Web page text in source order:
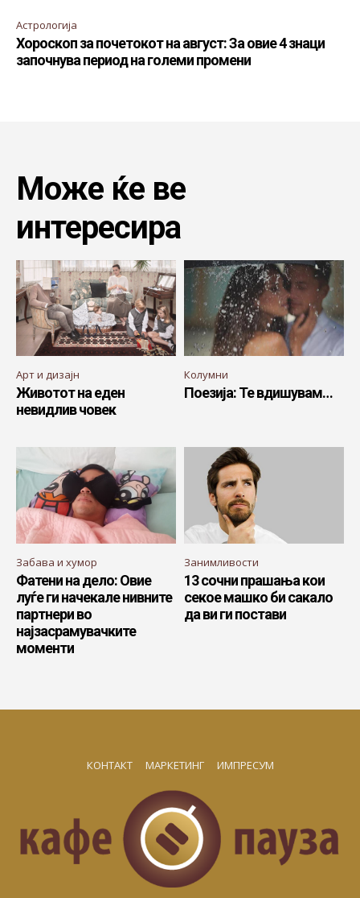
Астрологија
Хороскоп за почетокот на август: За овие 4 знаци
започнува период на големи промени
Може ќе ве
интересира
Арт и дизајн
Животот на еден
невидлив човек
Колумни
Поезија: Те вдишувам…
Забава и хумор
Фатени на дело: Овие
луѓе ги начекале нивните
партнери во
најзасрамувачките
моменти
Занимливости
13 сочни прашања кои
секое машко би сакало
да ви ги постави
КОНТАКТ МАРКЕТИНГ ИМПРЕСУМ